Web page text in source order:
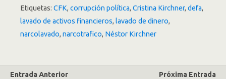
Etiquetas: CFK, corrupción política, Cristina Kirchner, defa,
lavado de activos financieros, lavado de dinero,
narcolavado, narcotrafico, Néstor Kirchner
Entrada Anterior
Próxima Entrada